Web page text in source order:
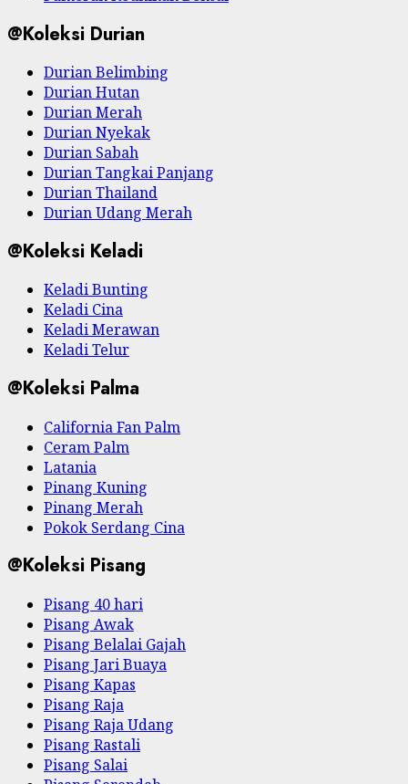
@Koleksi Durian
Durian Belimbing
Durian Hutan
Durian Merah
Durian Nyekak
Durian Sabah
Durian Tangkai Panjang
Durian Thailand
Durian Udang Merah
@Koleksi Keladi
Keladi Bunting
Keladi Cina
Keladi Merawan
Keladi Telur
@Koleksi Palma
California Fan Palm
Ceram Palm
Latania
Pinang Kuning
Pinang Merah
Pokok Serdang Cina
@Koleksi Pisang
Pisang 40 hari
Pisang Awak
Pisang Belalai Gajah
Pisang Jari Buaya
Pisang Kapas
Pisang Raja
Pisang Raja Udang
Pisang Rastali
Pisang Salai